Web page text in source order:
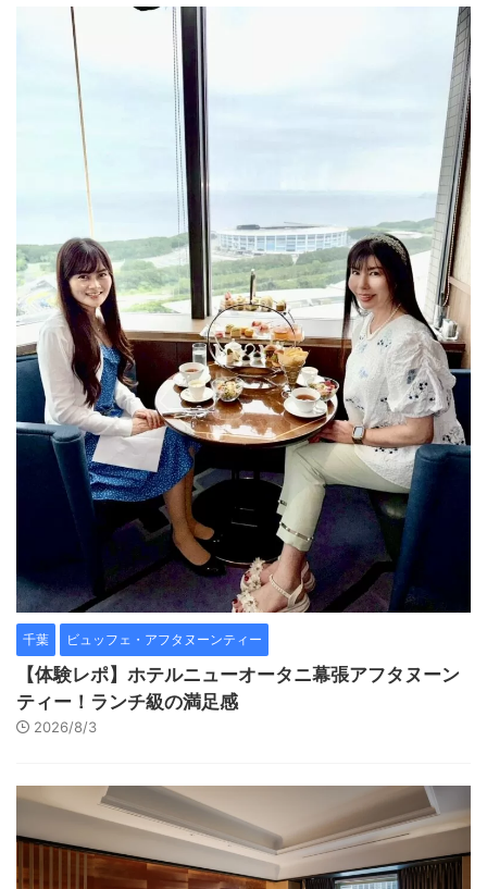
千葉 ビュッフェ・アフタヌーンティー
【体験レポ】ホテルニューオータニ幕張アフタヌーン
ティー！ランチ級の満足感
2026/8/3